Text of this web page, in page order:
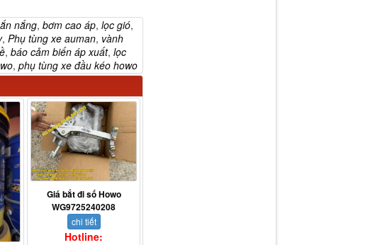
nắng, bơm cao áp, lọc gió,
, Phụ tùng xe auman, vành
, báo cảm biến áp xuất, lọc
, phụ tùng xe đầu kéo howo
Giá bắt đi số Howo
WG9725240208
chi tiết
Hotline: